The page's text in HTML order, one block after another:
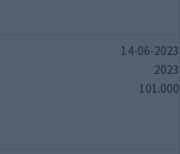
14-06-2023
2023
101.000